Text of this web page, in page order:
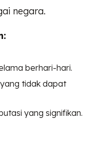
negara.
berhari-hari.
tidak dapat
yang signifikan.